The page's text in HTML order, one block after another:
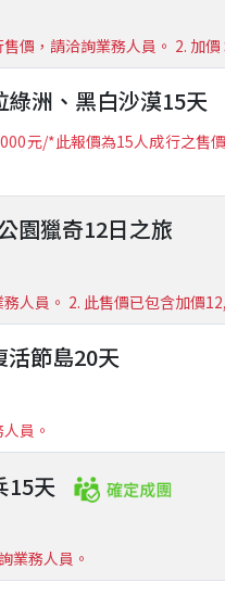
價，請洽詢業務人員。 2. 加價
元/*此報價為15人成行之售
洲、黑白沙漠15天
人員。 2. 此售價已包含加價
園獵奇12日之旅
員。
活節島20天
業務人員。
15天